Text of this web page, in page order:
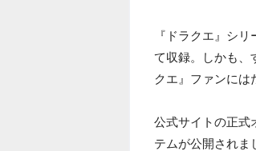
『ドラクエ』シ
て収録。しかも、
クエ』ファンには
公式サイトの正式
テムが公開されま